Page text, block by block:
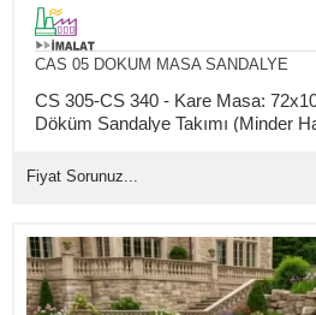
CAS 05 DOKUM MASA SANDALYE
CS 305-CS 340 - Kare Masa:
Döküm Sandalye Takımı (Minder
Fiyat Sorunuz...